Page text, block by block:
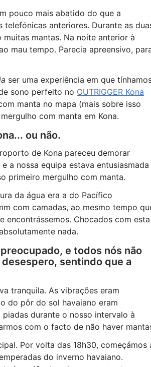
pouco mais abatido do que a
telefónicas anteriores. Durante as
muitas mantas. Na noite anterior à
mau tempo. Parecia apreensivo,
ser uma experiência em que
sono perfeito no OUTRIGGER Kona
manta no mapa (mais sobre isso
com manta em Kona.
ou não.
de Kona pareceu demorar
a nossa equipa estava entusiasmada
primeiro mergulho com manta.
da água era a do Pacífico
com camadas, ao mesmo tempo
encontrássemos. Chocados com esta
nada.
e todos nós não
sentindo que a
tranquila. As vibrações eram
do pôr do sol havaiano eram
durante o nosso intervalo à
com o facto de não haver
Por volta das 18h30, começámos
do inverno havaiano.